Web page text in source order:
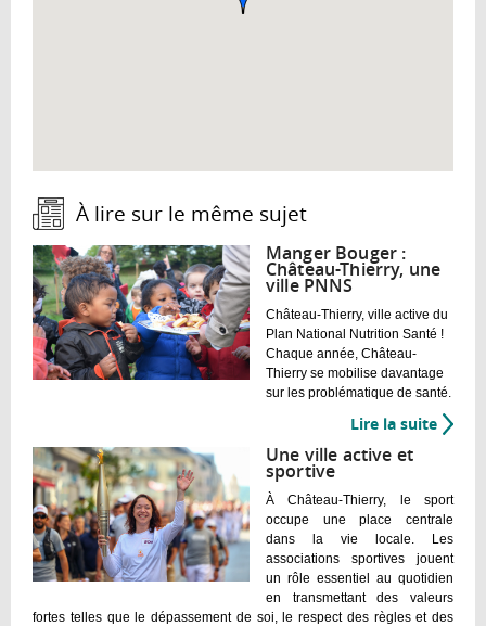
À lire sur le même sujet :
Manger Bouger :
Château-Thierry, une
ville PNNS
Château-Thierry, ville active du
Plan National Nutrition Santé !
Chaque année, Château-
Thierry se mobilise davantage
sur les problématique de santé.
Lire la suite de
:
une
ville
PNNS
Une ville active et
sportive
À Château-Thierry, le sport
occupe une place centrale
dans la vie locale. Les
associations sportives jouent
un rôle essentiel au quotidien
en transmettant des valeurs
fortes telles que le dépassement de soi, le respect des règles et des